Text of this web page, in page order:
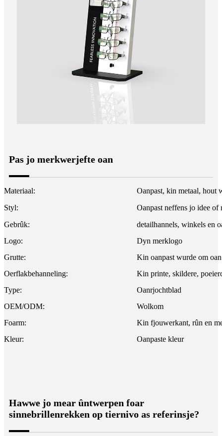
Pas jo merkwerjefte oan
Materiaal:
Oanpast, kin metaal, hout
Styl:
Oanpast neffens jo idee of
Gebrûk:
detailhannels, winkels en
Logo:
Dyn merklogo
Grutte:
Kin oanpast wurde om
Oerflakbehanneling:
Kin printe, skildere,
Type:
Oanrjochtblad
OEM/ODM:
Wolkom
Foarm:
Kin fjouwerkant, rûn en
Kleur:
Oanpaste kleur
Hawwe jo mear ûntwerpen foar
sinnebrillenrekken op tiernivo as referinsje?